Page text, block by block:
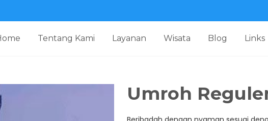
Tentang Kami Layanan Wisata Blog Links
Umroh